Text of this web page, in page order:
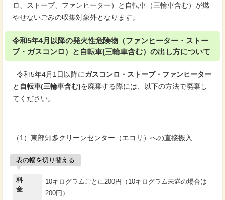
ロ、ストーブ、ファンヒーター）と自転車（三輪車含む）が燃
やせないごみの収集対象外となります。
令和5年4月以降の発火性危険物（ファンヒーター・ストー
ブ・ガスコンロ）と自転車(三輪車含む）の出し方について
令和5年4月1日以降にガスコンロ・ストーブ・ファンヒーター
と 自転車(三輪車含む)を廃棄する際には、以下の方法で廃棄し
てください。
（1）東部知多クリーンセンター（エコリ）への直接搬入
表の幅を切り替える
料
金
10キログラムごとに200円（10キログラム未満の場合は
200円）